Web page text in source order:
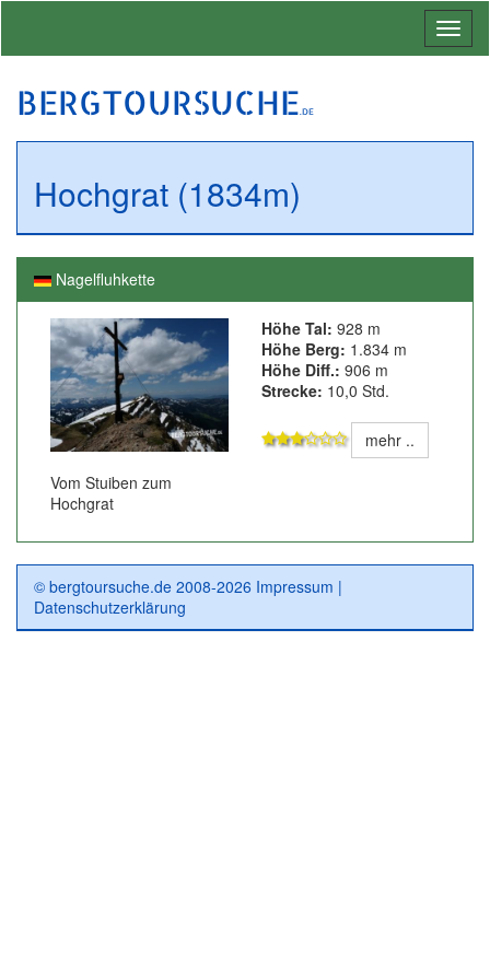
BERGTOURSUCHE.DE
Hochgrat (1834m)
Nagelfluhkette
Vom Stuiben zum
Hochgrat
Höhe Tal: 928 m
Höhe Berg: 1.834 m
Höhe Diff.: 906 m
Strecke: 10,0 Std.
mehr ..
© bergtoursuche.de 2008-2026 Impressum |
Datenschutzerklärung